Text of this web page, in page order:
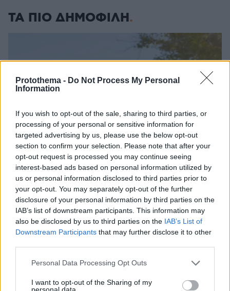
Protothema - Do Not Process My Personal
Information
If you wish to opt-out of the sale, sharing to third parties, or
processing of your personal or sensitive information for
targeted advertising by us, please use the below opt-out
section to confirm your selection. Please note that after your
opt-out request is processed you may continue seeing
interest-based ads based on personal information utilized by
us or personal information disclosed to third parties prior to
your opt-out. You may separately opt-out of the further
disclosure of your personal information by third parties on the
IAB’s list of downstream participants. This information may
also be disclosed by us to third parties on the IAB’s List of
Downstream Participants that may further disclose it to other
Please note that this website/app uses one or more Google
not limited to your visit or usage behaviour. You may click to
Personal Data Processing Opt Outs
I want to opt-out of the Sharing of my
personal data.
ΤΑ ΠΙΟ ΔΗΜΟΦΙΛΗ
Forbes: Οι καλύτεροι προορισμοί στον κόσμο για
να ζήσεις μετά την σύνταξη, ανάμεσά τους και